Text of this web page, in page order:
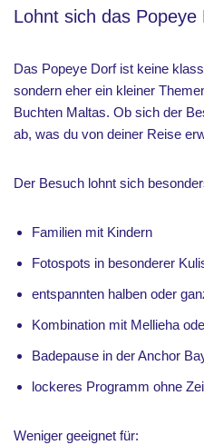
Lohnt sich das
Das Popeye Dorf ist keine
sondern eher ein kleiner
Buchten Maltas. Ob sich der
ab, was du von deiner Reise
Der Besuch lohnt sich
Familien mit Kindern
Fotospots in besonderer
entspannten halben oder
Kombination mit Mellieha
Badepause in der Anchor
lockeres Programm ohne
Weniger geeignet für: